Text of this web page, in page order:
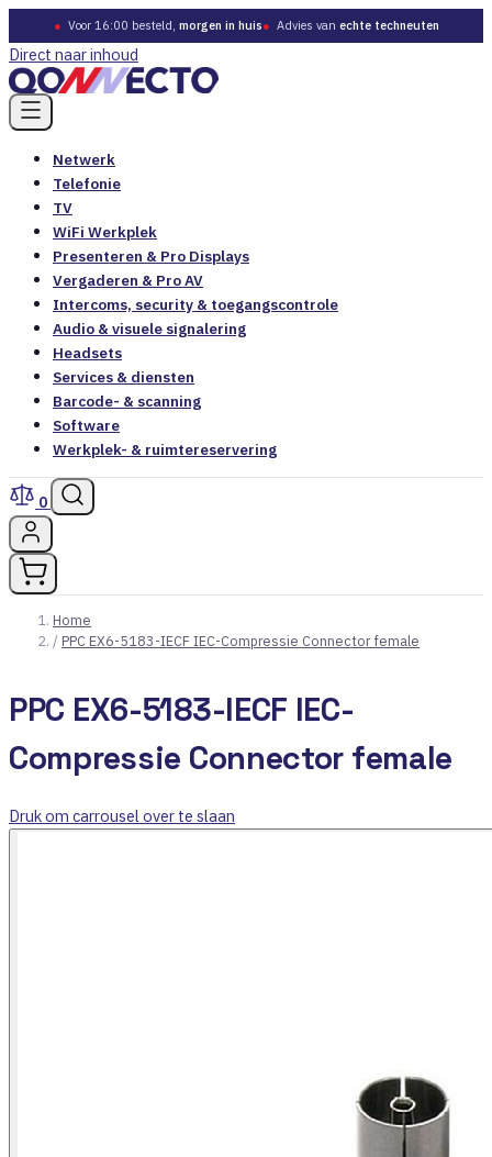
● Voor 16:00 besteld, morgen in huis● Advies van echte techneuten
Direct naar inhoud
Netwerk
Telefonie
TV
WiFi Werkplek
Presenteren & Pro Displays
Vergaderen & Pro AV
Intercoms, security & toegangscontrole
Audio & visuele signalering
Headsets
Services & diensten
Barcode- & scanning
Software
Werkplek- & ruimtereservering
0
Home
/ PPC EX6-5183-IECF IEC-Compressie Connector female
PPC EX6-5183-IECF IEC-
Compressie Connector female
Druk om carrousel over te slaan